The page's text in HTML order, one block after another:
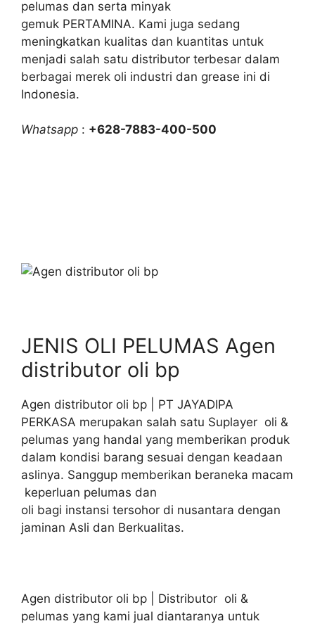
pelumas dan serta minyak
gemuk PERTAMINA. Kami juga sedang
meningkatkan kualitas dan kuantitas untuk
menjadi salah satu distributor terbesar dalam
berbagai merek oli industri dan grease ini di
Indonesia.
Whatsapp : +628-7883-400-500
JENIS OLI PELUMAS Agen
distributor oli bp
Agen distributor oli bp | PT JAYADIPA
PERKASA merupakan salah satu Suplayer oli &
pelumas yang handal yang memberikan produk
dalam kondisi barang sesuai dengan keadaan
aslinya. Sanggup memberikan beraneka macam
keperluan pelumas dan
oli bagi instansi tersohor di nusantara dengan
jaminan Asli dan Berkualitas.
Agen distributor oli bp | Distributor oli &
pelumas yang kami jual diantaranya untuk